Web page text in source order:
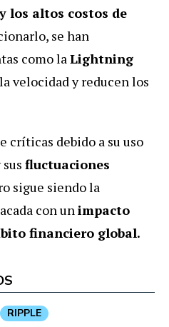
los altos costos de
se han
como laLightning
velocidad y reducen los
críticas debido a su uso
fluctuaciones
sigue siendo la
con unimpacto
financiero global.
RIPPLE